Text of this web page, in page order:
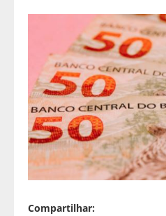
Compartilhar: